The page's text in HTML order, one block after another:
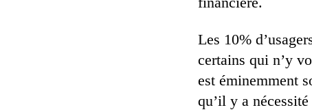
Les 10%
certains qui n’y
est éminemment
qu’il y a